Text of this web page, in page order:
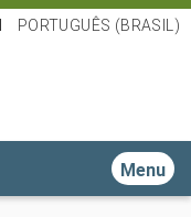
PORTUGUÊS (BRASIL)
Toggle